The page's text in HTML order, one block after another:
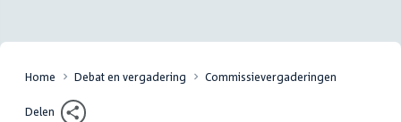
Home Debat en vergadering Commissievergaderingen
Delen